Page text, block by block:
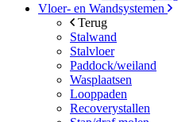
Vloer- en Wandsystemen
Terug
Stalwand
Stalvloer
Paddock/weiland
Wasplaatsen
Looppaden
Recoverystallen